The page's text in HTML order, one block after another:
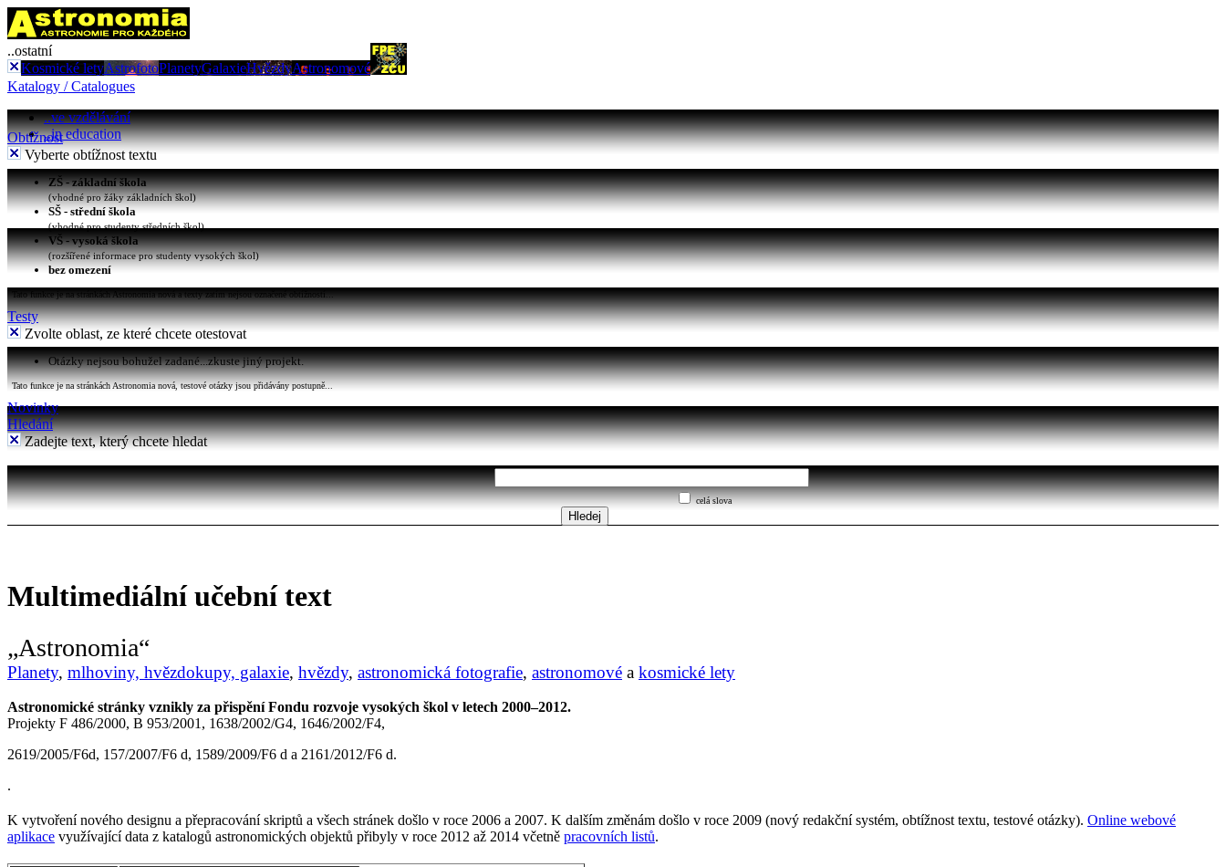
..ostatní
Kosmické letyAstrofotoPlanetyGalaxieHvězdyAstronomové
Katalogy / Catalogues
..ve vzdělávání
..in education
Obtížnost
Vyberte obtížnost textu
ZŠ - základní škola
(vhodné pro žáky základních škol)
SŠ - střední škola
(vhodné pro studenty středních škol)
VŠ - vysoká škola
(rozšířené informace pro studenty vysokých škol)
bez omezení
Tato funkce je na stránkách Astronomia nová a texty zatím nejsou označené obtížností...
Testy
Zvolte oblast, ze které chcete otestovat
Otázky nejsou bohužel zadané...zkuste jiný projekt.
Tato funkce je na stránkách Astronomia nová, testové otázky jsou přidávány postupně...
Novinky
Hledání
Zadejte text, který chcete hledat
celá slova
Multimediální učební text
„Astronomia“
Planety, mlhoviny, hvězdokupy, galaxie, hvězdy, astronomická fotografie, astronomové a kosmické lety
Astronomické stránky vznikly za přispění Fondu rozvoje vysokých škol v letech 2000–2012.
Projekty F 486/2000, B 953/2001, 1638/2002/G4, 1646/2002/F4,
2619/2005/F6d, 157/2007/F6 d, 1589/2009/F6 d a 2161/2012/F6 d.
.
K vytvoření nového designu a přepracování skriptů a všech stránek došlo v roce 2006 a 2007. K dalším změnám došlo v roce 2009 (nový redakční systém, obtížnost textu, testové otázky). Online webové
aplikace využívající data z katalogů astronomických objektů přibyly v roce 2012 až 2014 včetně pracovních listů.